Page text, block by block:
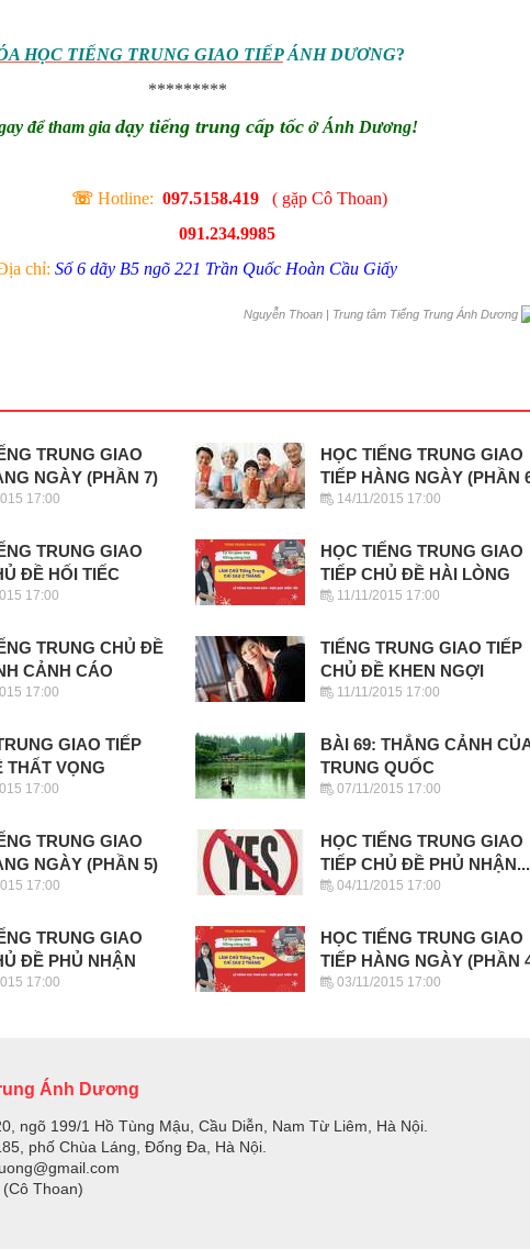
HỌC TIẾNG TRUNG GIAO TIẾPÁNH DƯƠNG?
*********
để tham gia dạy tiếng trung cấp tốcở Ánh Dương!
☏Hotline: 097.5158.419( gặp Cô Thoan)
091.234.9985
chỉ: Số 6 dãy B5 ngõ 221 Trần Quốc Hoàn Cầu Giấy
Nguyễn Thoan | Trung tâm Tiếng Trung Ánh Dương
TRUNG GIAO
NGÀY (PHẦN 7)
17:00
HỌC TIẾNG TRUNG GIAO
TIẾP HÀNG NGÀY (PHẦN
14/11/2015 17:00
TRUNG GIAO
ĐỀ HỐI TIẾC
17:00
HỌC TIẾNG TRUNG GIAO
TIẾP CHỦ ĐỀ HÀI LÒNG
11/11/2015 17:00
TRUNG CHỦ ĐỀ
CẢNH CÁO
17:00
TIẾNG TRUNG GIAO TIẾP
CHỦ ĐỀ KHEN NGỢI
11/11/2015 17:00
GIAO TIẾP
THẤT VỌNG
17:00
BÀI 69: THẮNG CẢNH
TRUNG QUỐC
07/11/2015 17:00
TRUNG GIAO
NGÀY (PHẦN 5)
17:00
HỌC TIẾNG TRUNG GIAO
TIẾP CHỦ ĐỀ PHỦ NHẬN...
04/11/2015 17:00
TRUNG GIAO
ĐỀ PHỦ NHẬN
17:00
HỌC TIẾNG TRUNG GIAO
TIẾP HÀNG NGÀY (PHẦN
03/11/2015 17:00
Ánh Dương
ngõ 199/1 Hồ Tùng Mậu, Cầu Diễn, Nam Từ Liêm, Hà Nội.
phố Chùa Láng, Đống Đa, Hà Nội.
Thoan)